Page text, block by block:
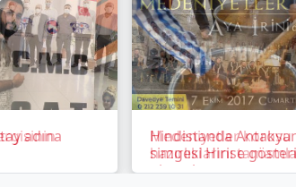
adına
Hindistanda
simgesi Hirise
girecek